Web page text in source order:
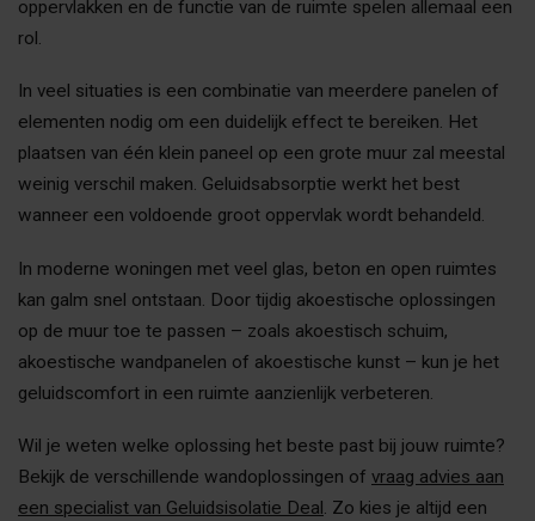
oppervlakken en de functie van de ruimte spelen allemaal een
rol.
In veel situaties is een combinatie van meerdere panelen of
elementen nodig om een duidelijk effect te bereiken. Het
plaatsen van één klein paneel op een grote muur zal meestal
weinig verschil maken. Geluidsabsorptie werkt het best
wanneer een voldoende groot oppervlak wordt behandeld.
In moderne woningen met veel glas, beton en open ruimtes
kan galm snel ontstaan. Door tijdig akoestische oplossingen
op de muur toe te passen – zoals akoestisch schuim,
akoestische wandpanelen of akoestische kunst – kun je het
geluidscomfort in een ruimte aanzienlijk verbeteren.
Wil je weten welke oplossing het beste past bij jouw ruimte?
Bekijk de verschillende wandoplossingen of vraag advies aan
een specialist van Geluidsisolatie Deal. Zo kies je altijd een